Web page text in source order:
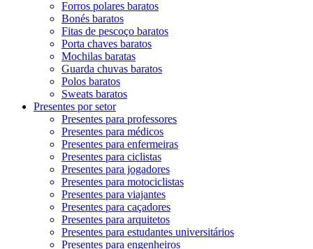
Forros polares baratos
Bonés baratos
Fitas de pescoço baratos
Porta chaves baratos
Mochilas baratas
Guarda chuvas baratos
Polos baratos
Sweats baratos
Presentes por setor
Presentes para professores
Presentes para médicos
Presentes para enfermeiras
Presentes para ciclistas
Presentes para jogadores
Presentes para motociclistas
Presentes para viajantes
Presentes para caçadores
Presentes para arquitetos
Presentes para estudantes universitários
Presentes para engenheiros